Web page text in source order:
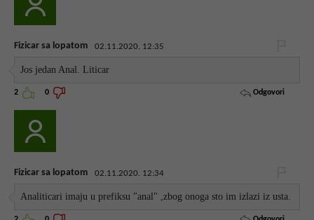
Fizicar sa lopatom 02.11.2020. 12:35
Jos jedan Anal. Liticar
2 0 Odgovori
Fizicar sa lopatom 02.11.2020. 12:34
Analiticari imaju u prefiksu "anal" ,zbog onoga sto im izlazi iz usta.